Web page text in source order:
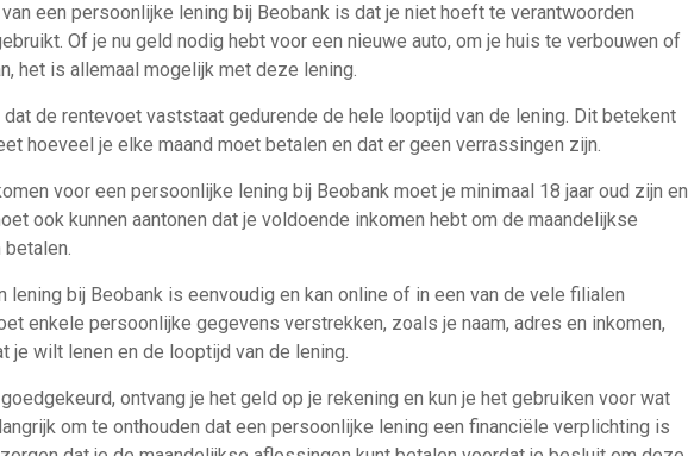
een persoonlijke lening bij Beobank is dat je niet hoeft te verantwoorden
Of je nu geld nodig hebt voor een nieuwe auto, om je huis te verbouwen of
het is allemaal mogelijk met deze lening.
de rentevoet vaststaat gedurende de hele looptijd van de lening. Dit betekent
hoeveel je elke maand moet betalen en dat er geen verrassingen zijn.
voor een persoonlijke lening bij Beobank moet je minimaal 18 jaar oud zijn en
ook kunnen aantonen dat je voldoende inkomen hebt om de maandelijkse
lening bij Beobank is eenvoudig en kan online of in een van de vele filialen
enkele persoonlijke gegevens verstrekken, zoals je naam, adres en inkomen,
je wilt lenen en de looptijd van de lening.
ontvang je het geld op je rekening en kun je het gebruiken voor wat
om te onthouden dat een persoonlijke lening een financiële verplichting is